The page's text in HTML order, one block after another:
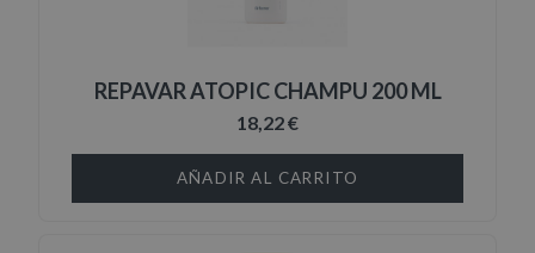
REPAVAR ATOPIC CHAMPU 200 ML
18,22 €
AÑADIR AL CARRITO